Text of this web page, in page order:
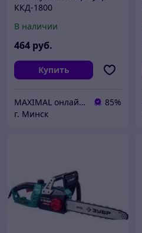
ККД-1800
В наличии
464 руб.
Купить
MAXIMAL онлайн-магазин
85%
г. Минск